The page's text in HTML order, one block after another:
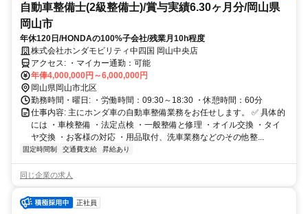
自動車整備士(2級整備士)/賞与実績6.30ヶ月分/岡山県
岡山市
年休120日/HONDAの100%子会社/残業月10h程度
株式会社ホンダモビリティ中四国 岡山中央店
アクセス: ・マイカー通勤：可能
年俸4,000,000円～6,000,000円
岡山県岡山市北区
勤務時間・曜日: ・労働時間：09:30～18:30 ・休憩時間：60分
仕事内容: 主にホンダ車の自動車整備業務をお任せします。 ✅ 具体的
には ・車検整備 ・法定点検 ・一般整備と修理 ・オイル交換 ・タイ
ヤ交換 ・お客様の対応 ・用品取付、洗車業務などのその他整...
固定時間制 交通費支給 昇給あり
同じ企業の求人
正社員